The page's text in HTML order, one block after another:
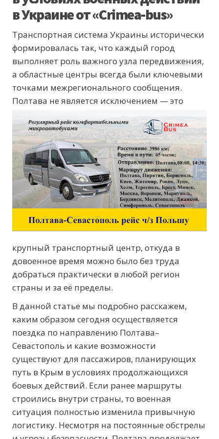
в Украине от «Crimea-bus»
Транспортная система Украины исторически
формировалась так, что каждый город
выполняет роль важного узла передвижения,
а областные центры всегда были ключевыми
точками межрегионального сообщения.
Полтава не является исключением — это
крупный транспортный центр, откуда в
довоенное время можно было без труда
добраться практически в любой регион
страны и за её пределы.
В данной статье мы подробно расскажем,
каким образом сегодня осуществляется
поездка по направлению Полтава–
Севастополь и какие возможности
существуют для пассажиров, планирующих
путь в Крым в условиях продолжающихся
боевых действий. Если ранее маршруты
строились внутри страны, то военная
ситуация полностью изменила привычную
логистику. Несмотря на постоянные обстрелы